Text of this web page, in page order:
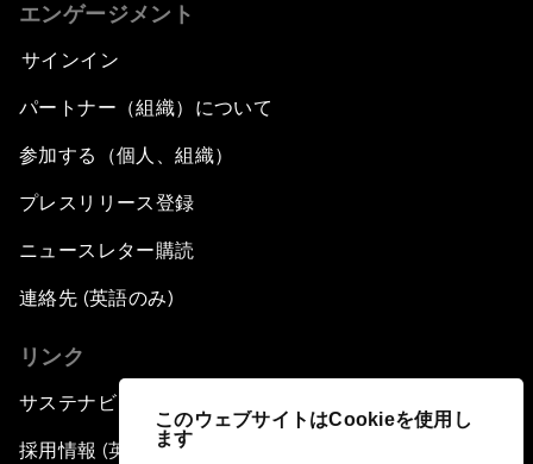
このウェブサイトはCookieを使用し
ます
エンゲージメント
サインイン
パートナー（組織）について
参加する（個人、組織）
プレスリリース登録
ニュースレター購読
連絡先 (英語のみ)
リンク
サステナビリティへの取り組み
採用情報 (英語のみ)